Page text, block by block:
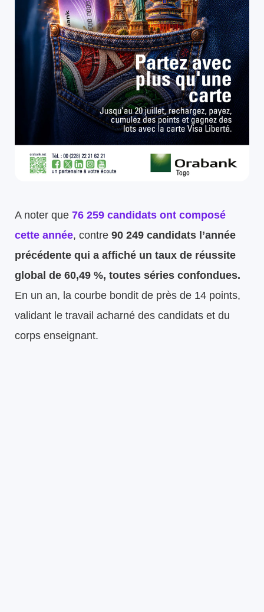
A noter que 76 259 candidats ont composé
cette année, contre 90 249 candidats l’année
précédente qui a affiché un taux de réussite
global de 60,49 %, toutes séries confondues.
En un an, la courbe bondit de près de 14 points,
validant le travail acharné des candidats et du
corps enseignant.